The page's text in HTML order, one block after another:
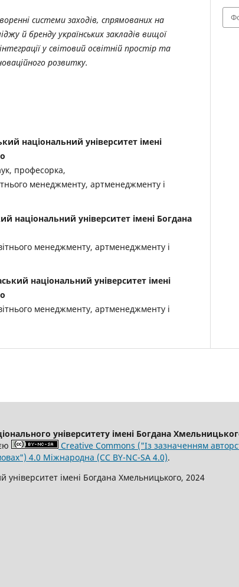
системи заходів, спрямованих на
й бренду українських закладів вищої
у світовий освітній простір та
розвитку.
національний університет імені
професорка,
менеджменту, артменеджменту і
національний університет імені Богдана
менеджменту, артменеджменту і
національний університет імені
менеджменту, артменеджменту і
університету імені Богдана
Creative Commons ("Із зазначенням
4.0 Міжнародна (CC BY-NC-SA 4.0).
університет імені Богдана Хмельницького, 2024